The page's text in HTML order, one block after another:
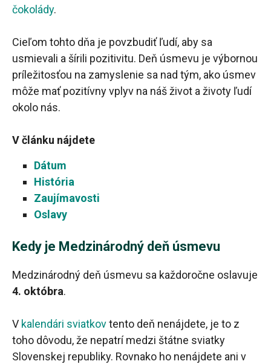
čokolády.
Cieľom tohto dňa je povzbudiť ľudí, aby sa
usmievali a šírili pozitivitu. Deň úsmevu je výbornou
príležitosťou na zamyslenie sa nad tým, ako úsmev
môže mať pozitívny vplyv na náš život a životy ľudí
okolo nás.
V článku nájdete
Dátum
História
Zaujímavosti
Oslavy
Kedy je Medzinárodný deň úsmevu
Medzinárodný deň úsmevu sa každoročne oslavuje
4. októbra.
V kalendári sviatkovtento deň nenájdete, je to z
toho dôvodu, že nepatrí medzi štátne sviatky
Slovenskej republiky. Rovnako ho nenájdete ani v